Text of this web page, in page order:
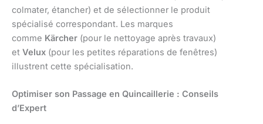
colmater, étancher) et de sélectionner le produit
spécialisé correspondant. Les marques
comme Kärcher (pour le nettoyage après travaux)
et Velux (pour les petites réparations de fenêtres)
illustrent cette spécialisation.
Optimiser son Passage en Quincaillerie : Conseils
d’Expert